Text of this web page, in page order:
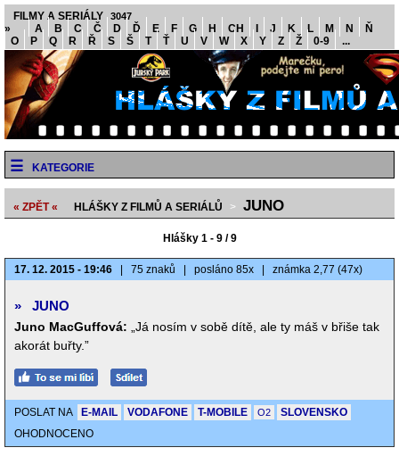
FILMY A SERIÁLY 3047
» A B C Č D Ď E F G H CH J K L M N
Ň
O
P Q R Ř S Š T Ť U V W X Y Z Ž 0-9 ...
KATEGORIE
« ZPĚT « HLÁŠKY Z FILMŮ A SERIÁLŮ > JUNO
Hlášky 1 - 9 / 9
17. 12. 2015 - 19:46 75 znaků posláno 85x známka 2,77 (47x)
» JUNO
Juno MacGuffová:
„Já nosím v sobě dítě, ale ty máš v břiše tak
akorát buřty.”
POSLAT NA E-MAIL VODAFONE T-MOBILE O2
SLOVENSKO
OHODNOCENO